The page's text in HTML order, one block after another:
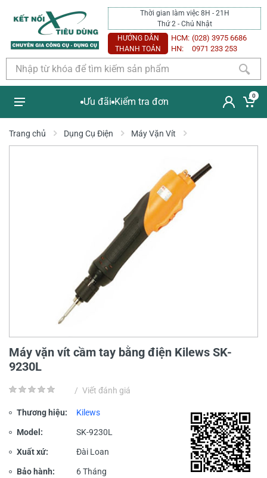
Thời gian làm việc 8H - 21H
Thứ 2 - Chủ Nhật
HƯỚNG DẪN
THANH TOÁN
HCM: (028) 3975 6686
HN:
0971 233 253
Ưu đãi Kiểm tra đơn
0
Trang chủ Dụng Cụ Điện Máy Vặn Vít
Máy vặn vít cầm tay bằng điện Kilews SK-
9230L
/ Viết đánh giá
Thương hiệu: Kilews
Model: SK-9230L
Xuất xứ: Đài Loan
Bảo hành: 6 Tháng